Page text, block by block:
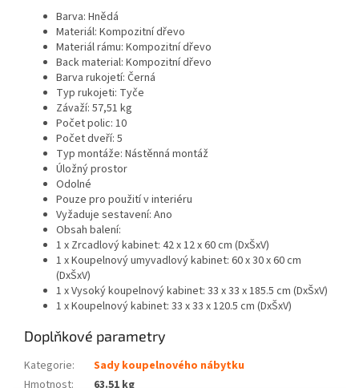
Barva: Hnědá
Materiál: Kompozitní dřevo
Materiál rámu: Kompozitní dřevo
Back material: Kompozitní dřevo
Barva rukojetí: Černá
Typ rukojeti: Tyče
Závaží: 57,51 kg
Počet polic: 10
Počet dveří: 5
Typ montáže: Nástěnná montáž
Úložný prostor
Odolné
Pouze pro použití v interiéru
Vyžaduje sestavení: Ano
Obsah balení:
1 x Zrcadlový kabinet: 42 x 12 x 60 cm (DxŠxV)
1 x Koupelnový umyvadlový kabinet: 60 x 30 x 60 cm
(DxŠxV)
1 x Vysoký koupelnový kabinet: 33 x 33 x 185.5 cm (DxŠxV)
1 x Koupelnový kabinet: 33 x 33 x 120.5 cm (DxŠxV)
Doplňkové parametry
Kategorie:
Sady koupelnového nábytku